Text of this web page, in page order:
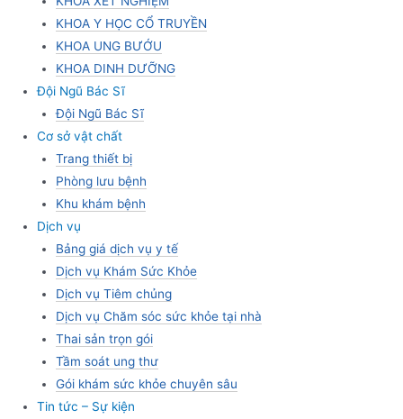
KHOA Y HỌC CỔ TRUYỀN
KHOA UNG BƯỚU
KHOA DINH DƯỠNG
Đội Ngũ Bác Sĩ
Đội Ngũ Bác Sĩ
Cơ sở vật chất
Trang thiết bị
Phòng lưu bệnh
Khu khám bệnh
Dịch vụ
Bảng giá dịch vụ y tế
Dịch vụ Khám Sức Khỏe
Dịch vụ Tiêm chủng
Dịch vụ Chăm sóc sức khỏe tại nhà
Thai sản trọn gói
Tầm soát ung thư
Gói khám sức khỏe chuyên sâu
Tin tức – Sự kiện